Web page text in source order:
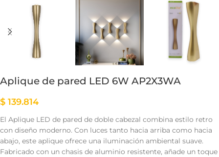
Aplique de pared LED 6W AP2X3WA
$ 139.814
El Aplique LED de pared de doble cabezal combina estilo retro
con diseño moderno. Con luces tanto hacia arriba como hacia
abajo, este aplique ofrece una iluminación ambiental suave.
Fabricado con un chasis de aluminio resistente, añade un toque